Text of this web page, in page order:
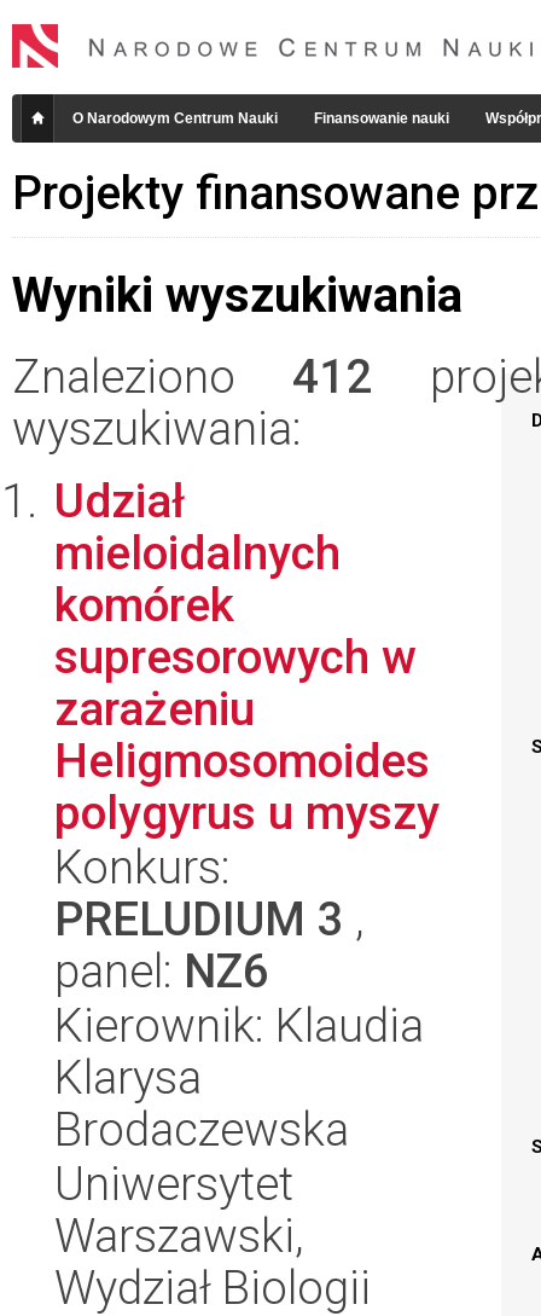
O Narodowym Centrum Nauki Finansowanie nauki
Projekty finansowane
Wyniki wyszukiwania
Znaleziono 412
wyszukiwania:
Udział
mieloidalnych
komórek
supresorowych w
zarażeniu
Heligmosomoides
polygyrus u myszy
Konkurs:
PRELUDIUM 3 ,
panel: NZ6
Kierownik: Klaudia
Klarysa
Brodaczewska
Uniwersytet
Warszawski,
Wydział Biologii